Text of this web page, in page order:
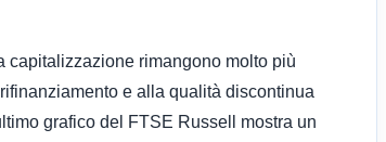
capitalizzazione rimangono molto più
e alla qualità discontinua
grafico del FTSE Russell mostra un